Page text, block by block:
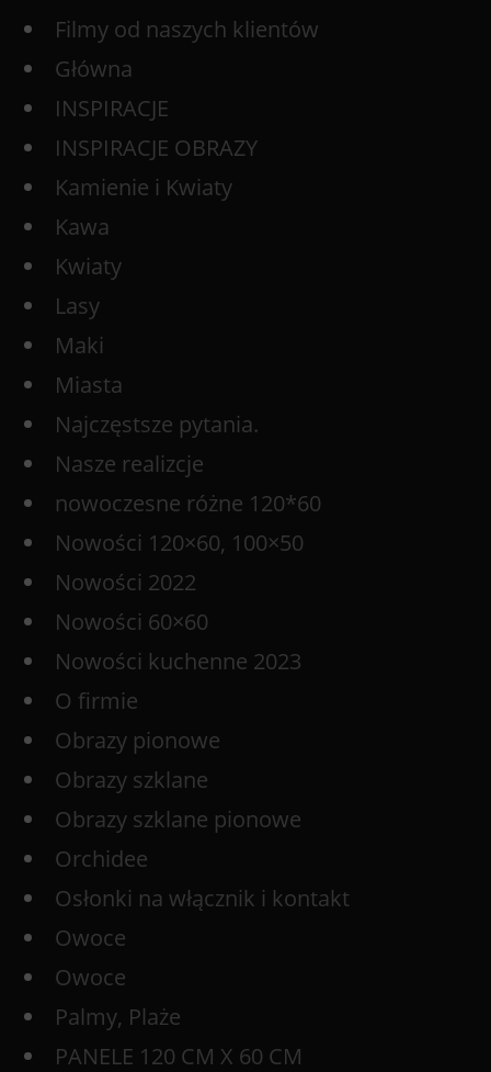
Filmy od naszych klientów
Główna
INSPIRACJE
INSPIRACJE OBRAZY
Kamienie i Kwiaty
Kawa
Kwiaty
Lasy
Maki
Miasta
Najczęstsze pytania.
Nasze realizcje
nowoczesne różne 120*60
Nowości 120×60, 100×50
Nowości 2022
Nowości 60×60
Nowości kuchenne 2023
O firmie
Obrazy pionowe
Obrazy szklane
Obrazy szklane pionowe
Orchidee
Osłonki na włącznik i kontakt
Owoce
Owoce
Palmy, Plaże
PANELE 120 CM X 60 CM